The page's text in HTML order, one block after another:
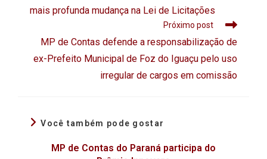
mais profunda mudança na Lei de Licitações
Próximo post
MP de Contas defende a responsabilização de
ex-Prefeito Municipal de Foz do Iguaçu pelo uso
irregular de cargos em comissão
Você também pode gostar
MP de Contas do Paraná participa do